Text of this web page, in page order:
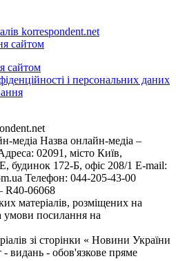
korrespondent.net
сайтом
сайтом
і персональних даних
медіа Назва онлайн-медіа –
02091, місто Київ,
172-Б, офіс 208/1 E-mail:
Телефон: 044-205-43-00
R40-06068
матеріалів, розміщених на
умови посилання на
зі сторінки « Новини України
- видань - обов'язкове пряме